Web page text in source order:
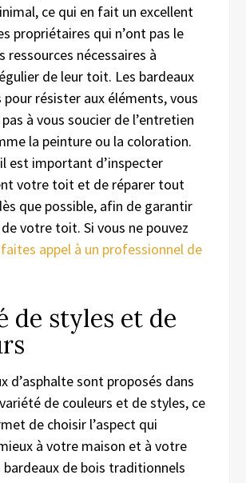
ce qui en fait un excellent
propriétaires qui n’ont pas le
ressources nécessaires à
de leur toit. Les bardeaux
résister aux éléments, vous
pas à vous soucier de l’entretien
la peinture ou la coloration.
est important d’inspecter
votre toit et de réparer tout
que possible, afin de garantir
votre toit. Si vous ne pouvez
faites appel à un professionnel de
de styles et de
d’asphalte sont proposés dans
de couleurs et de styles, ce
de choisir l’aspect qui
à votre maison et à votre
bardeaux de bois traditionnels